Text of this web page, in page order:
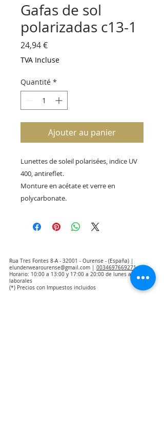
Gafas de sol
polarizadas c13-1
24,94 €Prix
TVA Incluse
Quantité *
Ajouter au panier
Lunettes de soleil polarisées, indice UV
400, antireflet.
Monture en acétate et verre en
polycarbonate.
Rua Tres Fontes 8-A - 32001 - Ourense - (España) |
elunderwearourense@gmail.com
0034697669271
Horario: 10:00 a 13:00 y 17:00 a 20:00 de lunes a viernes
laborales
(*) Precios con Impuestos incluidos